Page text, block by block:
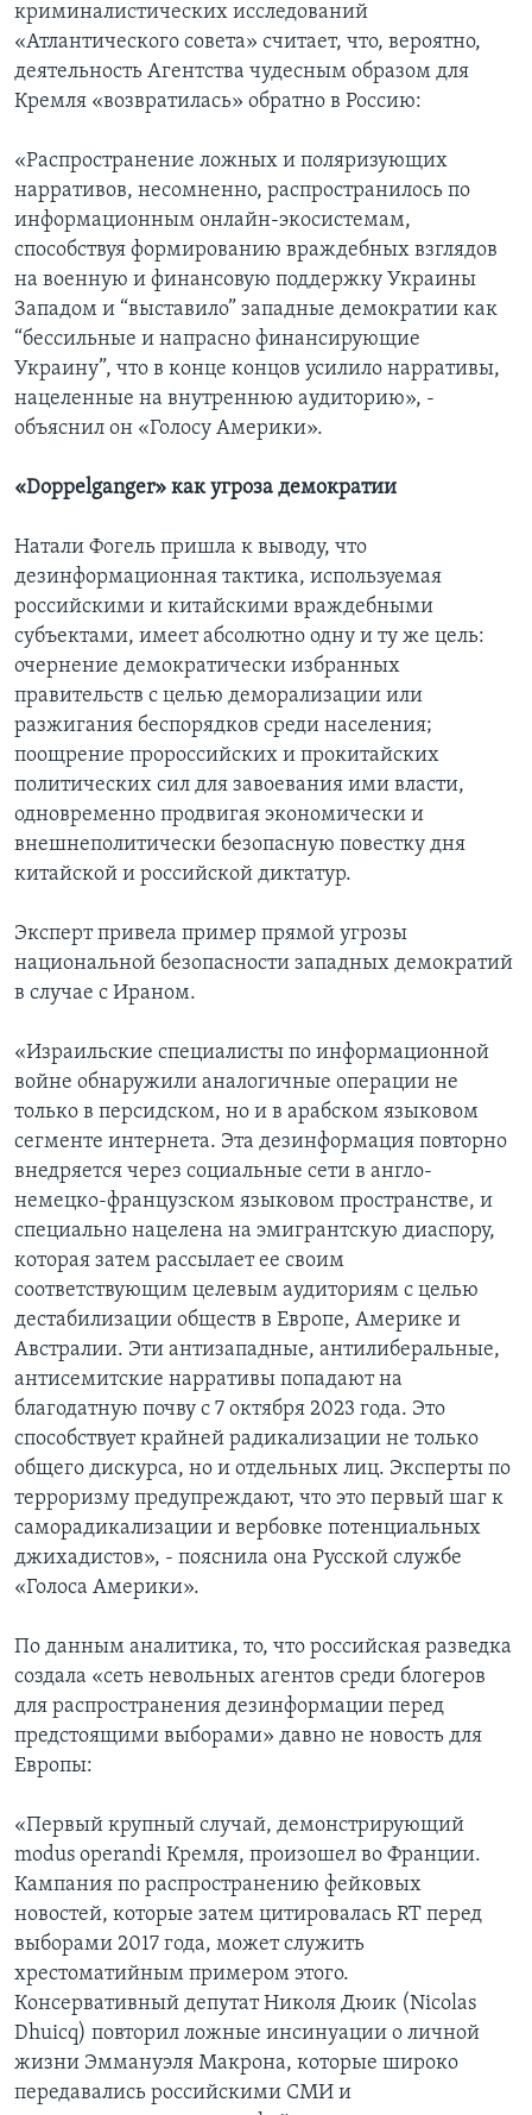
криминалистических исследований
«Атлантического совета» считает, что, вероятно,
деятельность Агентства чудесным образом для
Кремля «возвратилась» обратно в Россию:
«Распространение ложных и поляризующих
нарративов, несомненно, распространилось по
информационным онлайн-экосистемам,
способствуя формированию враждебных взглядов
на военную и финансовую поддержку Украины
Западом и “выставило” западные демократии как
“бессильные и напрасно финансирующие
Украину”, что в конце концов усилило нарративы,
нацеленные на внутреннюю аудиторию», -
объяснил он «Голосу Америки».
«Doppelganger» как угроза демократии
Натали Фогель пришла к выводу, что
дезинформационная тактика, используемая
российскими и китайскими враждебными
субъектами, имеет абсолютно одну и ту же цель:
очернение демократически избранных
правительств с целью деморализации или
разжигания беспорядков среди населения;
поощрение пророссийских и прокитайских
политических сил для завоевания ими власти,
одновременно продвигая экономически и
внешнеполитически безопасную повестку дня
китайской и российской диктатур.
Эксперт привела пример прямой угрозы
национальной безопасности западных демократий
в случае с Ираном.
«Израильские специалисты по информационной
войне обнаружили аналогичные операции не
только в персидском, но и в арабском языковом
сегменте интернета. Эта дезинформация повторно
внедряется через социальные сети в англо-
немецко-французском языковом пространстве, и
специально нацелена на эмигрантскую диаспору,
которая затем рассылает ее своим
соответствующим целевым аудиториям с целью
дестабилизации обществ в Европе, Америке и
Австралии. Эти антизападные, антилиберальные,
антисемитские нарративы попадают на
благодатную почву с 7 октября 2023 года. Это
способствует крайней радикализации не только
общего дискурса, но и отдельных лиц. Эксперты по
терроризму предупреждают, что это первый шаг к
саморадикализации и вербовке потенциальных
джихадистов», - пояснила она Русской службе
«Голоса Америки».
По данным аналитика, то, что российская разведка
создала «сеть невольных агентов среди блогеров
для распространения дезинформации перед
предстоящими выборами» давно не новость для
Европы:
«Первый крупный случай, демонстрирующий
modus operandi Кремля, произошел во Франции.
Кампания по распространению фейковых
новостей, которые затем цитировалась RT перед
выборами 2017 года, может служить
хрестоматийным примером этого.
Консервативный депутат Николя Дюик (Nicolas
Dhuicq) повторил ложные инсинуации о личной
жизни Эммануэля Макрона, которые широко
передавались российскими СМИ и